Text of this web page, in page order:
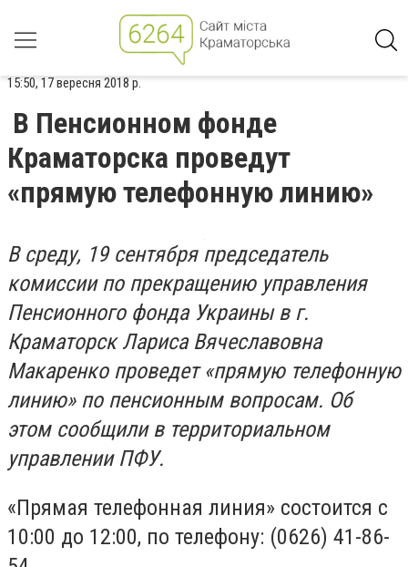
15:50, 17 вересня 2018 р.
В Пенсионном фонде
Краматорска проведут
«прямую телефонную линию»
В среду, 19 сентября председатель
комиссии по прекращению управления
Пенсионного фонда Украины в г.
Краматорск Лариса Вячеславовна
Макаренко проведет «прямую телефонную
линию» по пенсионным вопросам. Об
этом сообщили в территориальном
управлении ПФУ.
«Прямая телефонная линия» состоится с
10:00 до 12:00, по телефону: (0626) 41-86-